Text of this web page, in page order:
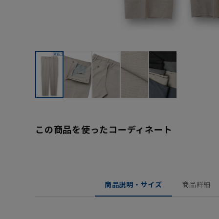
この商品を使ったコーディネート
商品説明・サイズ 商品詳細